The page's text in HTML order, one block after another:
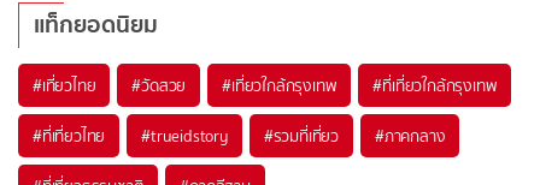
แท็กยอดนิยม
#เที่ยวไทย #วัดสวย #เที่ยวใกล้กรุงเทพ #ที่เที่ยวใกล้กรุงเทพ
#ที่เที่ยวไทย #trueidstory #รวมที่เที่ยว #ภาคกลาง